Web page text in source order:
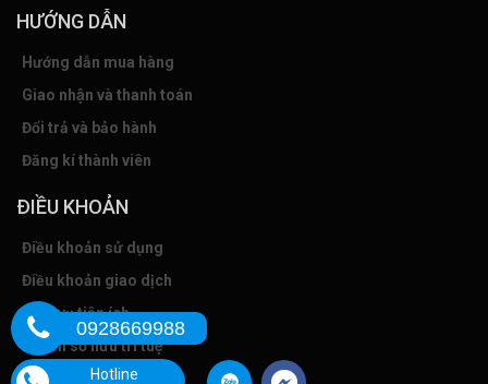
HƯỚNG DẪN
Hướng dẫn mua hàng
Giao nhận và thanh toán
Đổi trả và bảo hành
Đăng kí thành viên
ĐIỀU KHOẢN
Điều khoản sử dụng
Điều khoản giao dịch
Dịch vụ tiện ích
Quyền sở hữu trí tuệ
0928669988
Hotline